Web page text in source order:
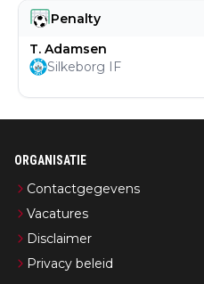
Penalty
T. Adamsen
Silkeborg IF
ORGANISATIE
Contactgegevens
Vacatures
Disclaimer
Privacy beleid